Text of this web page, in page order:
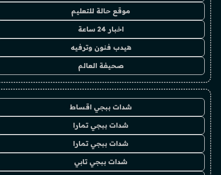
موقع حالة للتعليم
اخبار 24 ساعة
هيدب فنون وترفيه
صحيفة العالم
شدات ببجي اقساط
شدات ببجي تمارا
شدات ببجي تمارا
شدات ببجي تابي